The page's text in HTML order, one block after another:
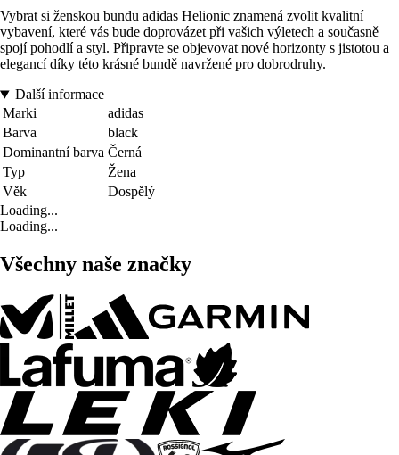
Vybrat si ženskou bundu adidas Helionic znamená zvolit kvalitní
vybavení, které vás bude doprovázet při vašich výletech a současně
spojí pohodlí a styl. Připravte se objevovat nové horizonty s jistotou a
elegancí díky této krásné bundě navržené pro dobrodruhy.
Další informace
Marki
adidas
Barva
black
Dominantní barva Černá
Typ
Žena
Věk
Dospělý
Loading...
Loading...
Všechny naše značky